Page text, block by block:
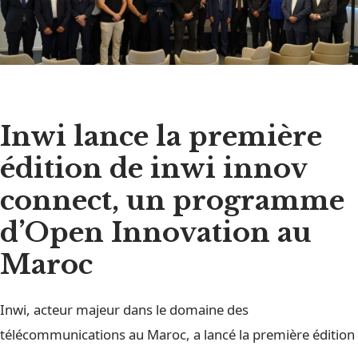
Inwi lance la première
édition de inwi innov
connect, un programme
d’Open Innovation au
Maroc
Inwi, acteur majeur dans le domaine des
télécommunications au Maroc, a lancé la première édition